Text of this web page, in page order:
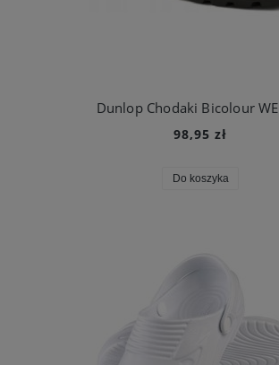
Dunlop Chodaki Bicolour
98,95 zł
Do koszyka